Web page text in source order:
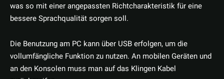
was so mit einer angepassten Richtcharakteristik für eine
bessere Sprachqualität sorgen soll.
Die Benutzung am PC kann über USB erfolgen, um die
vollumfängliche Funktion zu nutzen. An mobilen Geräten und
an den Konsolen muss man auf das Klingen Kabel